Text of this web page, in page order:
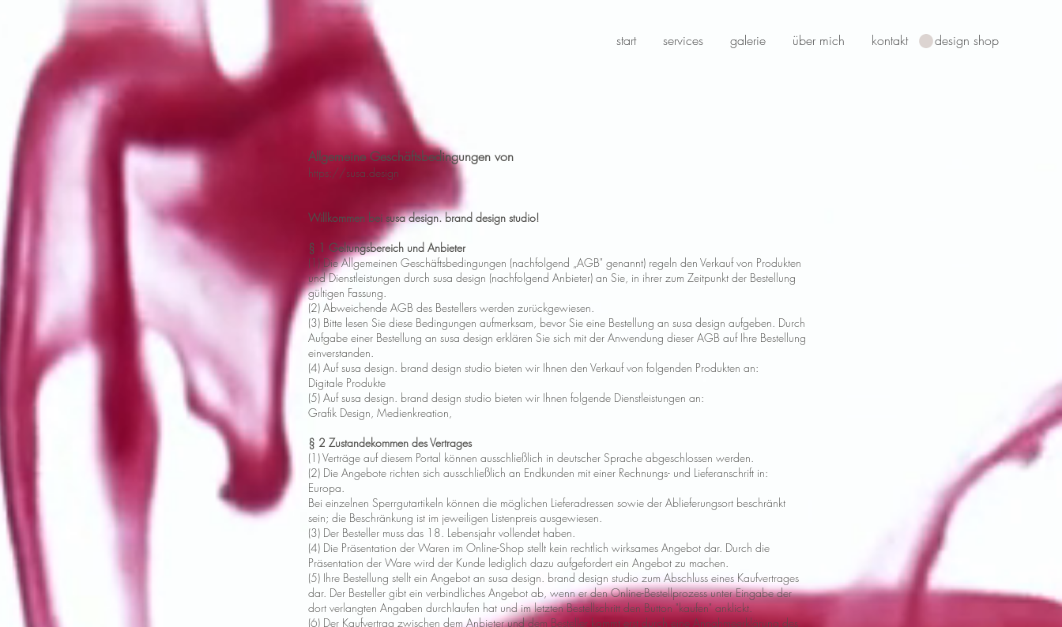
medienkreationen. crossmedial kreativ. werbewirksam. start services galerie über mich kontakt design shop
Allgemeine Geschäftsbedingungen von
https://susa.design
Willkommen bei susa design. brand design studio!
§ 1 Geltungsbereich und Anbieter
(1) Die Allgemeinen Geschäftsbedingungen (nachfolgend „AGB" genannt) regeln den Verkauf von Produkten
und Dienstleistungen durch susa design (nachfolgend Anbieter) an Sie, in ihrer zum Zeitpunkt der Bestellung
gültigen Fassung.
(2) Abweichende AGB des Bestellers werden zurückgewiesen.
(3) Bitte lesen Sie diese Bedingungen aufmerksam, bevor Sie eine Bestellung an susa design aufgeben. Durch
Aufgabe einer Bestellung an susa design erklären Sie sich mit der Anwendung dieser AGB auf Ihre Bestellung
einverstanden.
(4) Auf susa design. brand design studio bieten wir Ihnen den Verkauf von folgenden Produkten an:
Digitale Produkte
(5) Auf susa design. brand design studio bieten wir Ihnen folgende Dienstleistungen an:
Grafik Design, Medienkreation,
§ 2 Zustandekommen des Vertrages
(1) Verträge auf diesem Portal können ausschließlich in deutscher Sprache abgeschlossen werden.
(2) Die Angebote richten sich ausschließlich an Endkunden mit einer Rechnungs- und Lieferanschrift in:
Europa.
Bei einzelnen Sperrgutartikeln können die möglichen Lieferadressen sowie der Ablieferungsort beschränkt
sein; die Beschränkung ist im jeweiligen Listenpreis ausgewiesen.
(3) Der Besteller muss das 18. Lebensjahr vollendet haben.
(4) Die Präsentation der Waren im Online-Shop stellt kein rechtlich wirksames Angebot dar. Durch die
Präsentation der Ware wird der Kunde lediglich dazu aufgefordert ein Angebot zu machen.
(5) Ihre Bestellung stellt ein Angebot an susa design. brand design studio zum Abschluss eines Kaufvertrages
dar. Der Besteller gibt ein verbindliches Angebot ab, wenn er den Online-Bestellprozess unter Eingabe der
dort verlangten Angaben durchlaufen hat und im letzten Bestellschritt den Button "kaufen" anklickt.
(6) Der Kaufvertrag zwischen dem Anbieter und dem Besteller kommt erst durch eine Annahmeerklärung des